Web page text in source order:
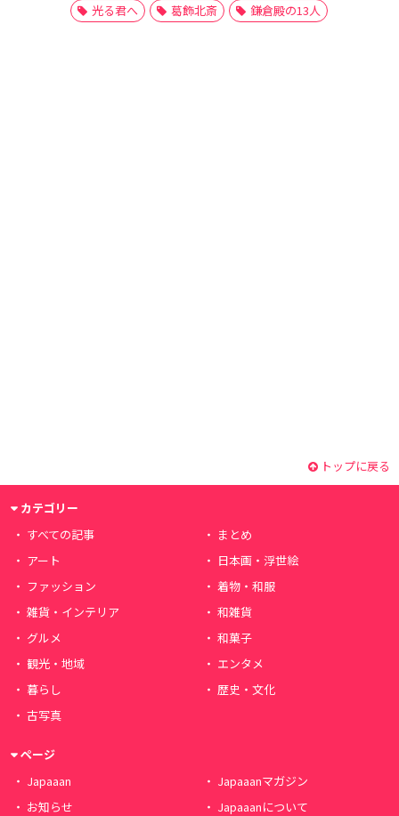
光る君へ
葛飾北斎 鎌倉殿の13人
トップに戻る
カテゴリー
すべての記事
まとめ
アート
日本画・浮世絵
ファッション
着物・和服
雑貨・インテリア
和雑貨
グルメ
和菓子
観光・地域
エンタメ
暮らし
歴史・文化
古写真
ページ
Japaaan
Japaaanマガジン
お知らせ
Japaaanについて